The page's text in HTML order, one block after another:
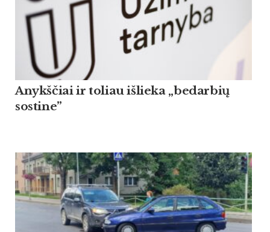
Anykščiai ir toliau išlieka „bedarbių
sostine”